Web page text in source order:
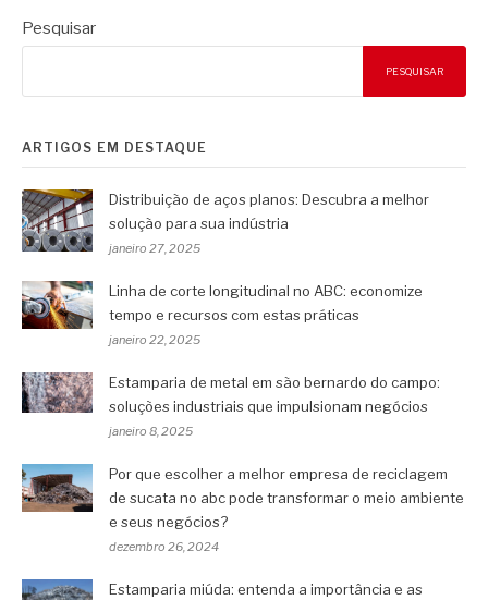
Pesquisar
PESQUISAR
ARTIGOS EM DESTAQUE
Distribuição de aços planos: Descubra a melhor
solução para sua indústria
janeiro 27, 2025
Linha de corte longitudinal no ABC: economize
tempo e recursos com estas práticas
janeiro 22, 2025
Estamparia de metal em são bernardo do campo:
soluções industriais que impulsionam negócios
janeiro 8, 2025
Por que escolher a melhor empresa de reciclagem
de sucata no abc pode transformar o meio ambiente
e seus negócios?
dezembro 26, 2024
Estamparia miúda: entenda a importância e as